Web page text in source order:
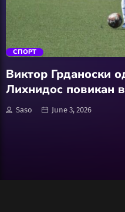
Балкан
СПОРТ
Виктор Грданоски
Лихнидос повикан
Македонија до 14
Saso June 3, 2026